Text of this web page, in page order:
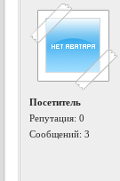
Посетитель
Репутация:0
Сообщений: 3